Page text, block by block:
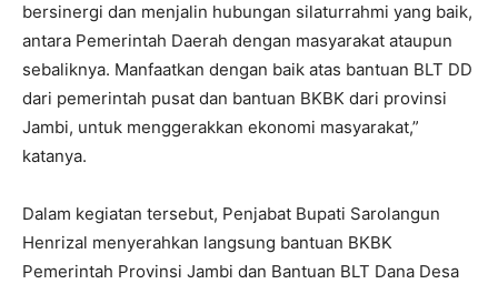
bersinergi dan menjalin hubungan silaturrahmi yang baik,
antara Pemerintah Daerah dengan masyarakat ataupun
sebaliknya. Manfaatkan dengan baik atas bantuan BLT DD
dari pemerintah pusat dan bantuan BKBK dari provinsi
Jambi, untuk menggerakkan ekonomi masyarakat,”
katanya.
Dalam kegiatan tersebut, Penjabat Bupati Sarolangun
Henrizal menyerahkan langsung bantuan BKBK
Pemerintah Provinsi Jambi dan Bantuan BLT Dana Desa